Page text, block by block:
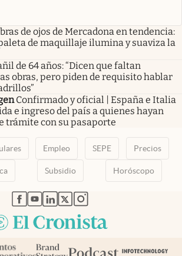
de ojos de Mercadona en tendencia:
de maquillaje ilumina y suaviza la
de 64 años: “Dicen que faltan
obras, pero piden de requisito hablar
Confirmado y oficial | España e Italia
e ingreso del país a quienes hayan
trámite con su pasaporte
Empleo SEPE Precios
Subsidio Horóscopo
abre en nueva pestaña
abre en nueva pestaña
abre en nueva pestaña
abre en nueva pestaña
abre en nueva pestaña